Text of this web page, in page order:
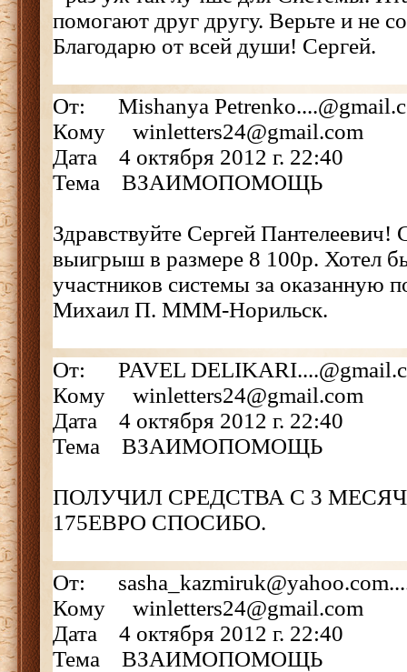
помогают друг другу. Верьте и не
Благодарю от всей души! Cергей.
От: Mishanya
Кому winletters24@gmail.com
Дата 4 октября 2012 г. 22:40
Тема ВЗАИМОПОМОЩЬ
Здравствуйте Сергей Пантелеевич!
выигрыш в размере 8 100р. Хотел
участников системы за оказанную
Михаил П. МММ-Норильск.
От: PAVEL
Кому winletters24@gmail.com
Дата 4 октября 2012 г. 22:40
Тема ВЗАИМОПОМОЩЬ
ПОЛУЧИЛ СРЕДСТВА С 3
175ЕВРО СПОСИБО.
От:
Кому winletters24@gmail.com
Дата 4 октября 2012 г. 22:40
Тема ВЗАИМОПОМОЩЬ